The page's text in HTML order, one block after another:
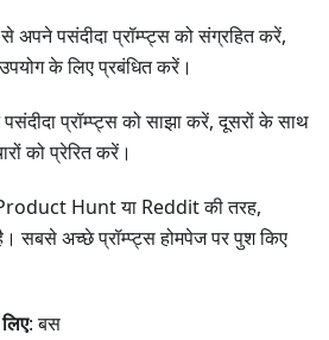
अपने पसंदीदा प्रॉम्प्ट्स को संग्रहित करें,
के लिए प्रबंधित करें।
प्रॉम्प्ट्स को साझा करें, दूसरों के साथ
को प्रेरित करें।
Hunt या Reddit की तरह,
सबसे अच्छे प्रॉम्प्ट्स होमपेज पर पुश किए
: बस